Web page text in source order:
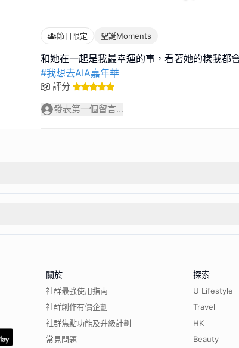
節日限定 聖誕Moments
#我想去AIA嘉年華
評分
發表第一個留言...
關於
社群最強使用指南
社群創作有價企劃
社群焦點功能及升級計劃
常見問題
探索
U Lifestyle
Travel
HK
Beauty